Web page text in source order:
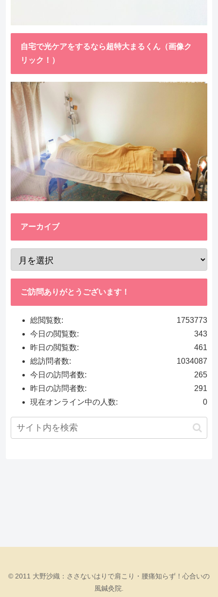
自宅で光ケアをするなら超特大まるくん（画像ク
リック！）
アーカイブ
ご訪問ありがとうございます！
1753773
総閲覧数:
343
今日の閲覧数:
461
昨日の閲覧数:
1034087
総訪問者数:
265
今日の訪問者数:
291
昨日の訪問者数:
0
現在オンライン中の人数:
© 2011 大野沙織：ささないはりで肩こり・腰痛知らず！心合いの
風鍼灸院.